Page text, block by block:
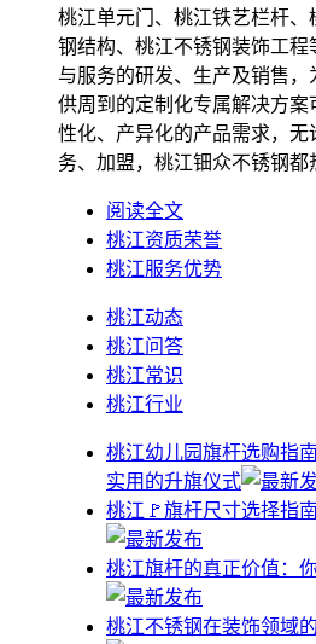
桃江单元门、桃江铁艺栏杆、
钢结构、桃江不锈钢装饰工程
与服务的研发、生产及销售，
供周到的定制化专属解决方案
性化、产异化的产品需求，无
务、加盟，桃江钿众不锈钢都
阅读全文
桃江资质荣誉
桃江服务优势
桃江动态
桃江问答
桃江常识
桃江行业
桃江幼儿园旗杆选购指
实用的升旗仪式
桃江🚩旗杆尺寸选择指
桃江旗杆的真正价值：
桃江不锈钢在装饰领域